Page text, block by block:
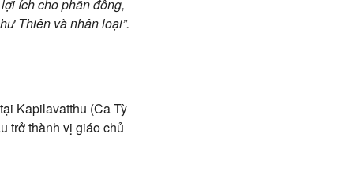
ích cho phần đông,
Thiên và nhân loại”.
Kapilavatthu (Ca Tỳ
trở thành vị giáo chủ